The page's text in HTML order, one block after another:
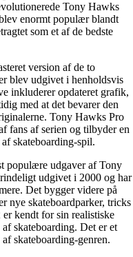
Tony Hawks
enormt populær blandt
som et af de bedste
version af de to
blev udgivet i henholdsvis
inkluderer opdateret grafik,
med at det bevarer den
Tony Hawks Pro
fans af serien og tilbyder en
skateboarding-spil.
populære udgaver af Tony
udgivet i 2000 og har
Det bygger videre på
nye skateboardparker, tricks
kendt for sin realistiske
​​skateboarding. Det er et
skateboarding-genren.